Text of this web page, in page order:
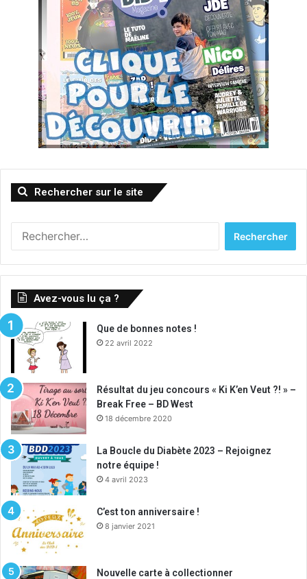
Rechercher sur le site
Avez-vous lu ça ?
Que de bonnes notes !
22 avril 2022
Résultat du jeu concours « Ki K’en Veut ?! » –
Break Free – BD West
18 décembre 2020
La Boucle du Diabète 2023 – Rejoignez
notre équipe !
4 avril 2023
C’est ton anniversaire !
8 janvier 2021
Nouvelle carte à collectionner